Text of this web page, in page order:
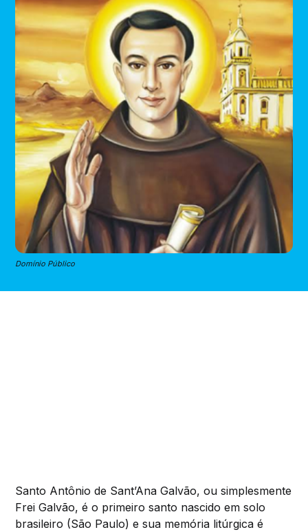
Domínio Público
Santo Antônio de Sant’Ana Galvão, ou simplesmente
Frei Galvão, é o primeiro santo nascido em solo
brasileiro (São Paulo) e sua memória litúrgica é